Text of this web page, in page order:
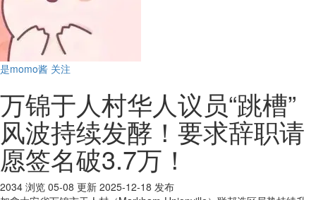
是momo酱 关注
万锦于人村华人议员“跳槽”
风波持续发酵！要求辞职请
愿签名破3.7万！
2034 浏览 05-08 更新 2025-12-18 发布